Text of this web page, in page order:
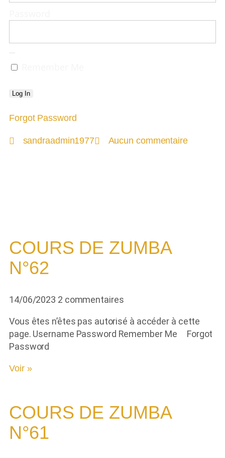
Forgot Password
sandraadmin1977 Aucun commentaire
COURS DE ZUMBA
N°62
14/06/2023 2 commentaires
Vous êtes n’êtes pas autorisé à accéder à cette
page. Username Password Remember Me Forgot
Password
Voir »
COURS DE ZUMBA
N°61